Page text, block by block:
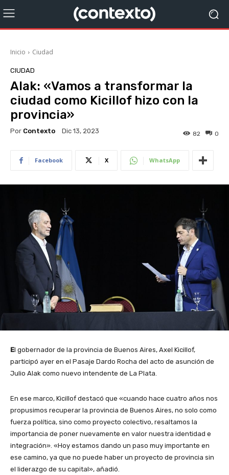
Inicio Ciudad
CIUDAD
Alak: «Vamos a transformar la
ciudad como Kicillof hizo con la
provincia»
Por Contexto Dic 13, 2023 0
82
Facebook X WhatsApp
El gobernador de la provincia de Buenos Aires, Axel Kicillof,
participó ayer en el Pasaje Dardo Rocha del acto de asunción de
Julio Alak como nuevo intendente de La Plata.
En ese marco, Kicillof destacó que «cuando hace cuatro años nos
propusimos recuperar la provincia de Buenos Aires, no solo como
fuerza política, sino como proyecto colectivo, resaltamos la
importancia de poner nuevamente en valor nuestra identidad e
integración». «Hoy estamos dando un paso muy importante en
ese camino, ya que no puede haber un proyecto de provincia sin
el liderazgo de su capital», añadió.